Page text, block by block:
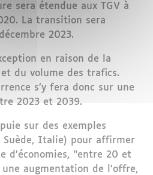
sera étendue aux TGV à
La transition sera
2023.
en raison de la
du volume des trafics.
s’y fera donc sur une
2023 et 2039.
sur des exemples
Suède, Italie) pour affirmer
d’économies, “entre 20 et
augmentation de l’offre,